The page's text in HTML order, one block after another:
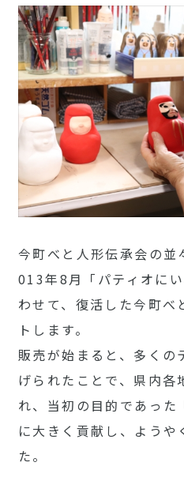
今町べと人形伝承会の
013年8月「パティオに
わせて、復活した今町べ
トします。
販売が始まると、多くの
げられたことで、県内各
れ、当初の目的であった
に大きく貢献し、ようや
た。